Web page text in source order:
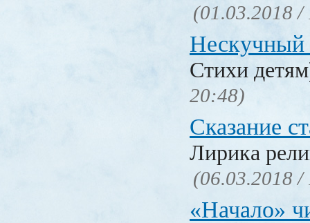
(01.03.2018 /
Нескучный
Стихи
20:48)
Сказание
Лирика
(06.03.2018 /
«Начало»